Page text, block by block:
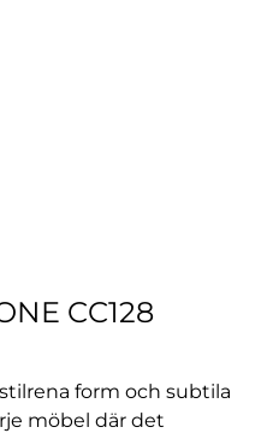
CC128
form och subtila
möbel där det